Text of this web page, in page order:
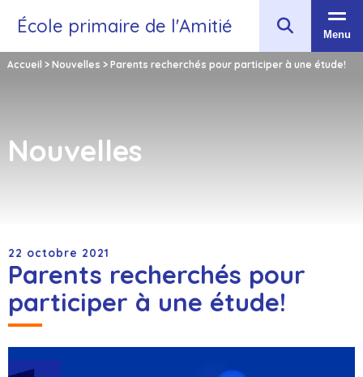
École primaire de l'Amitié Menu
Accueil > Nouvelles > Parents recherchés pour participer à une étude!
Nouvelles
22 octobre 2021
Parents recherchés pour
participer à une étude!